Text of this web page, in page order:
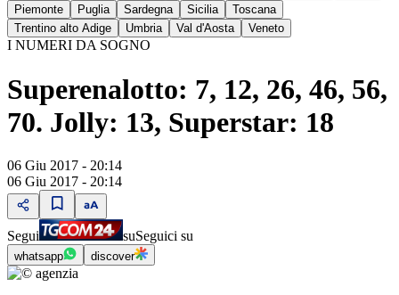
Piemonte
Puglia Sardegna Sicilia
Toscana
Trentino alto Adige
Umbria Val d'Aosta Veneto
I NUMERI DA SOGNO
Superenalotto: 7, 12, 26, 46, 56,
70. Jolly: 13, Superstar: 18
06 Giu 2017 - 20:14
06 Giu 2017 - 20:14
Segui suSeguici su
whatsapp discover